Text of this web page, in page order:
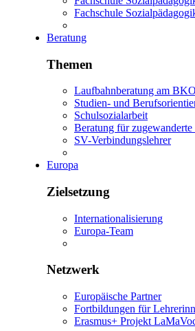
Fachschule
Beratung
Themen
Laufbahnberatung am BKO
Studien- und
Schulsozialarbeit
Beratung für
SV-Verbindungslehrer
Europa
Zielsetzung
Internationalisierung
Europa-Team
Netzwerk
Europäische Partner
Fortbildungen für
Erasmus+ Projekt